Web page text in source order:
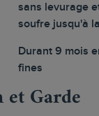
sans levurage
soufre jusqu'à
Durant 9 mois
fines
et Garde